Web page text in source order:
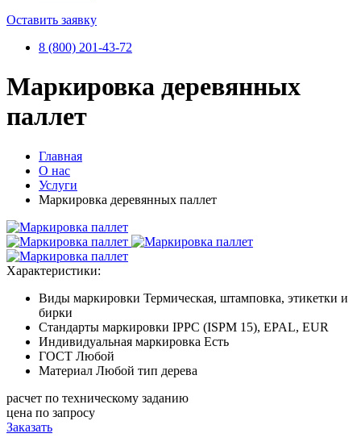
Оставить заявку
8 (800) 201-43-72
Маркировка деревянных
паллет
Главная
О нас
Услуги
Маркировка деревянных паллет
Характеристики:
Виды маркировки Термическая, штамповка, этикетки и
бирки
Стандарты маркировки IPPC (ISPM 15), EPAL, EUR
Индивидуальная маркировка Есть
ГОСТ Любой
Материал Любой тип дерева
расчет по техническому заданию
цена по запросу
Заказать